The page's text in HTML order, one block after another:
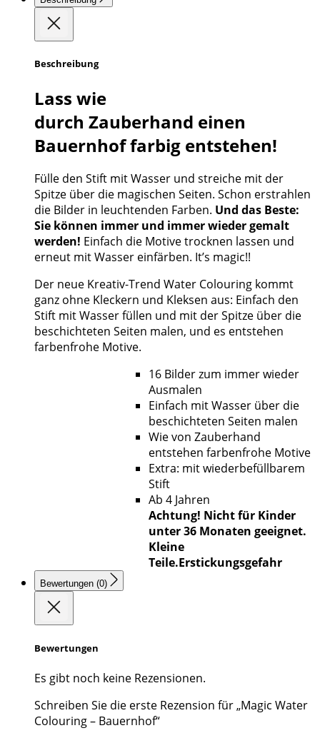
Beschreibung
Lass wie
durch Zauberhand einen
Bauernhof farbig entstehen!
Fülle den Stift mit Wasser und streiche mit der
Spitze über die magischen Seiten. Schon erstrahlen
die Bilder in leuchtenden Farben. Und das Beste:
Sie können immer und immer wieder gemalt
werden! Einfach die Motive trocknen lassen und
erneut mit Wasser einfärben. It’s magic!!
Der neue Kreativ-Trend Water Colouring kommt
ganz ohne Kleckern und Kleksen aus: Einfach den
Stift mit Wasser füllen und mit der Spitze über die
beschichteten Seiten malen, und es entstehen
farbenfrohe Motive.
16 Bilder zum immer wieder
Ausmalen
Einfach mit Wasser über die
beschichteten Seiten malen
Wie von Zauberhand
entstehen farbenfrohe Motive
Extra: mit wiederbefüllbarem
Stift
Ab 4 Jahren
Achtung! Nicht für Kinder
unter 36 Monaten geeignet.
Kleine
Teile.Erstickungsgefahr
Bewertungen (0)
Bewertungen
Es gibt noch keine Rezensionen.
Schreiben Sie die erste Rezension für „Magic Water
Colouring – Bauernhof“